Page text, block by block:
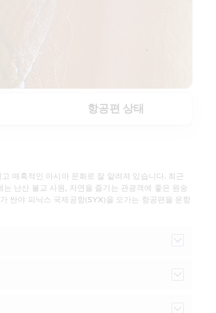
항공편 상태
매혹적인 아시아 문화로 잘 알려져 있습니다. 최근
난산 불교 사원, 자연을 즐기는 관광객에 좋은 원숭
싼야 피닉스 국제공항(SYX)을 오가는 항공편을 운항